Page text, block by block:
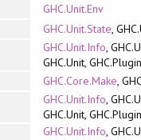
GHC.Unit.Env
GHC.Unit.State,
GHC.Unit.Info,
GHC.Unit,
GHC.Core.Make,
GHC.Unit.Info,
GHC.Unit,
GHC.Unit.Info,